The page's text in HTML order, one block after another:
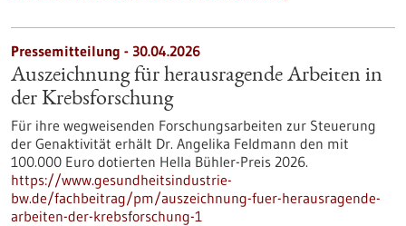
Pressemitteilung - 30.04.2026
Auszeichnung für herausragende Arbeiten in
der Krebsforschung
Für ihre wegweisenden Forschungsarbeiten zur Steuerung
der Genaktivität erhält Dr. Angelika Feldmann den mit
100.000 Euro dotierten Hella Bühler-Preis 2026.
https://www.gesundheitsindustrie-
bw.de/fachbeitrag/pm/auszeichnung-fuer-herausragende-
arbeiten-der-krebsforschung-1